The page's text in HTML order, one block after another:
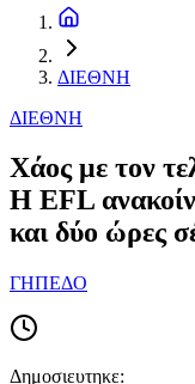
ΔΙΕΘΝΗ
ΔΙΕΘΝΗ
Χάος με τον
Η EFL
και δύο ώρες
ΓΗΠΕΔΟ
Δημοσιευτηκε: